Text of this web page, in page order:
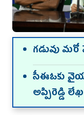
గడువు
సీఈఓకు
అప్పిరెడ్డి లేఖ